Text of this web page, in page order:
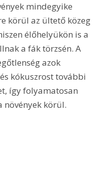
mindegyike
körül az ültető közeg
élőhelyükön is a
a fák törzsén. A
azok
kókuszrost további
így folyamatosan
körül.